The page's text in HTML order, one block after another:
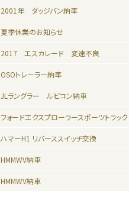
2001年 ダッジバン納車
夏季休業のお知らせ
2017 エスカレード 変速不良
OSOトレーラー納車
JLラングラー ルビコン納車
フォードエクスプローラースポーツトラッ
ハマーH1 リバーススイッチ交換
HMMWV納車
HMMWV納車